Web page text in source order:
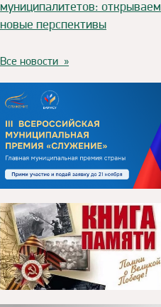
муниципалитетов: открываем
новые перспективы
Все новости »